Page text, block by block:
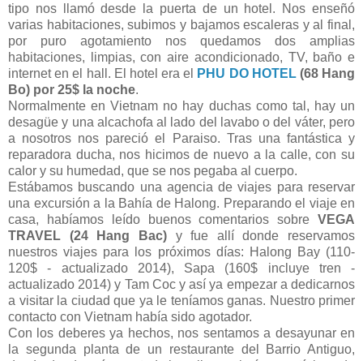
tipo nos llamó desde la puerta de un hotel. Nos enseñó
varias habitaciones, subimos y bajamos escaleras y al final,
por puro agotamiento nos quedamos dos amplias
habitaciones, limpias, con aire acondicionado, TV, baño e
internet en el hall. El hotel era el
PHU DO HOTEL(68 Hang
Bo) por 25$ la noche.
Normalmente en Vietnam no hay duchas como tal, hay un
desagüe y una alcachofa al lado del lavabo o del váter, pero
a nosotros nos pareció el Paraiso. Tras una fantástica y
reparadora ducha, nos hicimos de nuevo a la calle, con su
calor y su humedad, que se nos pegaba al cuerpo.
Estábamos buscando una agencia de viajes para reservar
una excursión a la Bahía de Halong. Preparando el viaje en
casa, habíamos leído buenos comentarios sobre VEGA
TRAVEL (24 Hang Bac)y fue allí donde reservamos
nuestros viajes para los próximos días: Halong Bay (110-
120$ - actualizado 2014), Sapa (160$ incluye tren -
actualizado 2014) y Tam Coc y así ya empezar a dedicarnos
a visitar la ciudad que ya le teníamos ganas. Nuestro primer
contacto con Vietnam había sido agotador.
Con los deberes ya hechos, nos sentamos a desayunar en
la segunda planta de un restaurante del Barrio Antiguo,